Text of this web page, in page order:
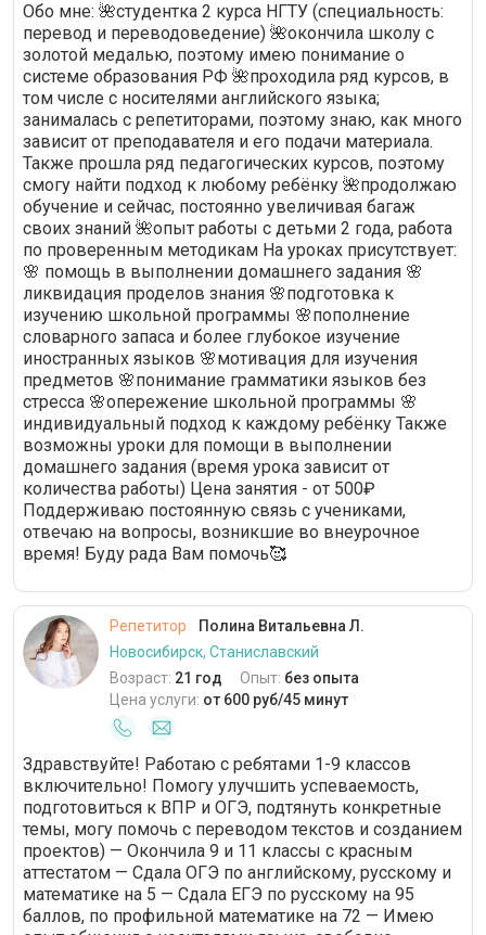
Обо мне: 🌺студентка 2 курса НГТУ (специальность:
перевод и переводоведение) 🌺окончила школу с
золотой медалью, поэтому имею понимание о
системе образования РФ 🌺проходила ряд курсов, в
том числе с носителями английского языка;
занималась с репетиторами, поэтому знаю, как много
зависит от преподавателя и его подачи материала.
Также прошла ряд педагогических курсов, поэтому
смогу найти подход к любому ребёнку 🌺продолжаю
обучение и сейчас, постоянно увеличивая багаж
своих знаний 🌺опыт работы с детьми 2 года, работа
по проверенным методикам На уроках присутствует:
🌸 помощь в выполнении домашнего задания 🌸
ликвидация проделов знания 🌸подготовка к
изучению школьной программы 🌸пополнение
словарного запаса и более глубокое изучение
иностранных языков 🌸мотивация для изучения
предметов 🌸понимание грамматики языков без
стресса 🌸опережение школьной программы 🌸
индивидуальный подход к каждому ребёнку Также
возможны уроки для помощи в выполнении
домашнего задания (время урока зависит от
количества работы) Цена занятия - от 500₽
Поддерживаю постоянную связь с учениками,
отвечаю на вопросы, возникшие во внеурочное
время! Буду рада Вам помочь🥰
Репетитор
Полина Витальевна Л.
Новосибирск, Станиславский
Возраст: 21 год Опыт: без опыта
Цена услуги: от 600 руб/45 минут
Здравствуйте! Работаю с ребятами 1-9 классов
включительно! Помогу улучшить успеваемость,
подготовиться к ВПР и ОГЭ, подтянуть конкретные
темы, могу помочь с переводом текстов и созданием
проектов) — Окончила 9 и 11 классы с красным
аттестатом — Сдала ОГЭ по английскому, русскому и
математике на 5 — Сдала ЕГЭ по русскому на 95
баллов, по профильной математике на 72 — Имею